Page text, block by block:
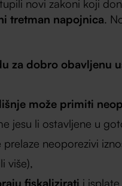
novi zakoni koji
tretman napojnica.
za dobro obavljenu
može primiti
jesu li ostavljene u
neoporezivi
više),
fiskalizirati i